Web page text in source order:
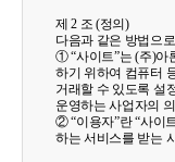
제 2 조 (정의)
다음과 같은 방법으
① “사이트”는 (주)아
하기 위하여 컴퓨터
거래할 수 있도록 설
운영하는 사업자의
② “이용자”란 “사이
하는 서비스를 받는